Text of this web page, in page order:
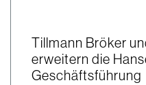
Tillmann Bröker
erweitern die
Geschäftsführung